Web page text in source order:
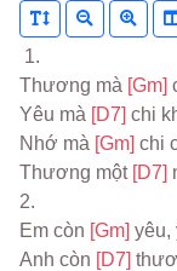
1.
Thương mà [Gm]
Yêu mà [D7] chi
Nhớ mà [Gm] chi
Thương một [D7]
2.
Em còn [Gm] yêu,
Anh còn [D7]